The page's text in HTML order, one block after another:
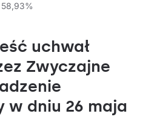
uchwał
Zwyczajne
w dniu 26 maja